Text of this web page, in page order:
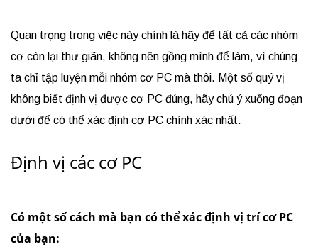
Quan trọng trong việc này chính là hãy để tất cả các nhóm
cơ còn lại thư giãn, không nên gồng mình để làm, vì chúng
ta chỉ tập luyện mỗi nhóm cơ PC mà thôi. Một số quý vị
không biết định vị được cơ PC đúng, hãy chú ý xuống đoạn
dưới để có thể xác định cơ PC chính xác nhất.
Định vị các cơ PC
Có một số cách mà bạn có thể xác định vị trí cơ PC
của bạn: